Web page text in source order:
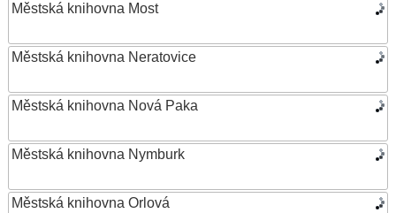
Městská knihovna Most
Městská knihovna Neratovice
Městská knihovna Nová Paka
Městská knihovna Nymburk
Městská knihovna Orlová